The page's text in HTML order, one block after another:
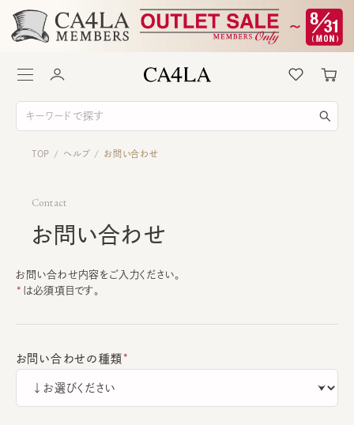
TOP / ヘルプ / お問い合わせ
Contact
お問い合わせ
お問い合わせ内容をご入力ください。
は必須項目です。
お問い合わせの種類